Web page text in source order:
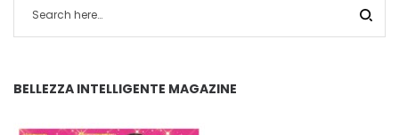
BELLEZZA INTELLIGENTE MAGAZINE